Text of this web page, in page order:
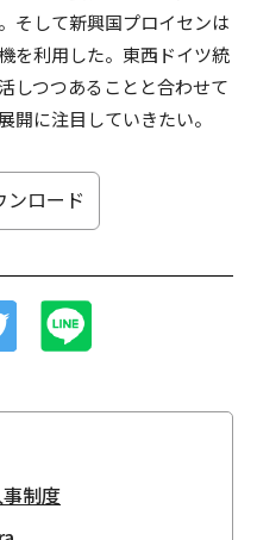
そして新興国プロイセンは
を利用した。東西ドイツ統
しつつあることと合わせて
開に注目していきたい。
ンロード
制度